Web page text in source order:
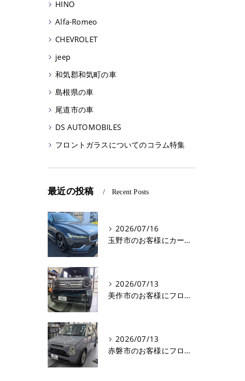
HINO
Alfa-Romeo
CHEVROLET
jeep
和気郡和気町の車
島根県の車
尾道市の車
DS AUTOMOBILES
フロントガラスについてのコラム特集
最近の投稿 Recent Posts
2026/07/16
玉野市のお客様にカーフィルム(遮熱フィルム) V60【nexus株式会社】
2026/07/13
美作市のお客様にフロントガラス交換 N-VAN【nexus株式会社】
2026/07/13
赤磐市のお客様にフロントガラス飛び石修理 ラパン【nexus株式会社】